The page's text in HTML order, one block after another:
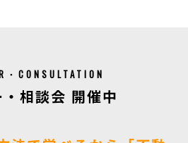
・CONSULTATION
相談会 開催中